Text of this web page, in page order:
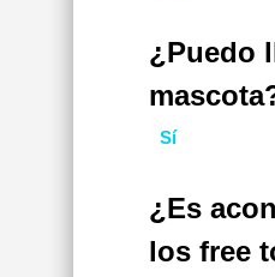
¿Puedo
Sí
¿Es
los free